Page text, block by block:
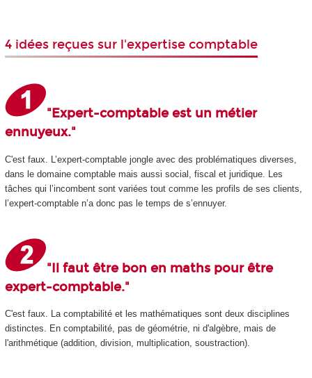
4 idées reçues sur l'expertise comptable
"Expert-comptable est un métier
ennuyeux."
C'est faux. L’expert-comptable jongle avec des problématiques diverses,
dans le domaine comptable mais aussi social, fiscal et juridique. Les
tâches qui l’incombent sont variées tout comme les profils de ses clients,
l’expert-comptable n’a donc pas le temps de s’ennuyer.
"Il faut être bon en maths pour être
expert-comptable."
C'est faux. La comptabilité et les mathématiques sont deux disciplines
distinctes. En comptabilité, pas de géométrie, ni d'algèbre, mais de
l'arithmétique (addition, division, multiplication, soustraction).